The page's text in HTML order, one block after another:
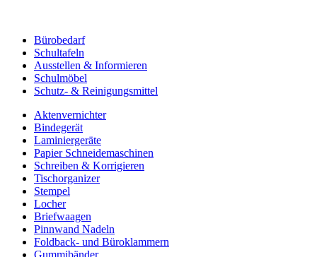
Bürobedarf
Schultafeln
Ausstellen & Informieren
Schulmöbel
Schutz- & Reinigungsmittel
Aktenvernichter
Bindegerät
Laminiergeräte
Papier Schneidemaschinen
Schreiben & Korrigieren
Tischorganizer
Stempel
Locher
Briefwaagen
Pinnwand Nadeln
Foldback- und Büroklammern
Gummibänder